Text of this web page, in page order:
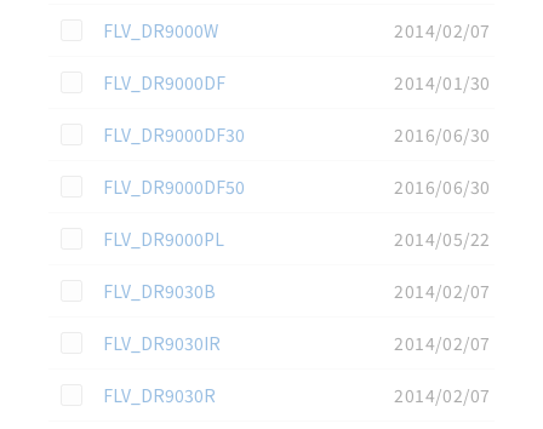
この資料を選択
FLV_DR9000W
2014/02/07
この資料を選択
FLV_DR9000DF
2014/01/30
この資料を選択
FLV_DR9000DF30
2016/06/30
この資料を選択
FLV_DR9000DF50
2016/06/30
この資料を選択
FLV_DR9000PL
2014/05/22
この資料を選択
FLV_DR9030B
2014/02/07
この資料を選択
FLV_DR9030IR
2014/02/07
この資料を選択
FLV_DR9030R
2014/02/07